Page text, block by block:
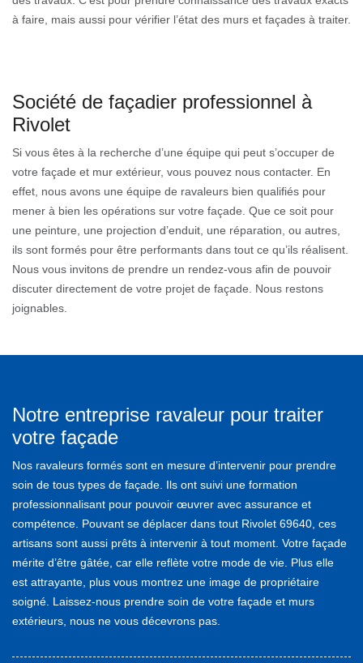
à faire, mais aussi pour vérifier l’état des murs et façades à traiter.
Société de façadier professionnel à
Rivolet
Si vous êtes à la recherche d’une équipe qui peut s’occuper de
votre façade et mur extérieur, vous pouvez nous contacter. En
effet, nous avons une équipe de ravaleurs bien qualifiés pour
mener à bien les opérations sur votre façade. Que ce soit pour
une peinture, une projection d’enduit, une réparation, ou autres,
ils sont formés pour être performants dans tout ce qu’ils réalisent.
Nous vous invitons de prendre un rendez-vous afin de pouvoir
discuter directement de votre projet de façade. Nous restons
joignables.
Notre entreprise ravaleur pour traiter
votre façade
Nos ravaleurs formés sont en mesure d’intervenir pour prendre
soin de tous types de façade. Ils ont suivi une formation
professionnalisant pour pouvoir œuvrer avec assurance et
compétence. Pouvant se déplacer dans tout Rivolet 69640, ces
artisans sont aussi prêts à intervenir à tout moment. Votre façade
mérite d’être gâtée, car elle reflète votre mode de vie. Plus elle
est attrayante, plus vous montrez une image de propriétaire
soigné. Laissez-nous prendre soin de votre façade et murs
extérieurs, nous ne vous décevrons pas.